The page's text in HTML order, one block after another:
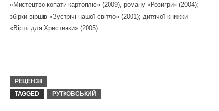
«Мистецтво копати картоплю» (2009), роману «Розигри» (2004);
збірки віршів «Зустрічі нашої світло» (2001); дитячої книжки
«Вірші для Христинки» (2005).
РЕЦЕНЗІЇ
TAGGED
РУТКОВСЬКИЙ